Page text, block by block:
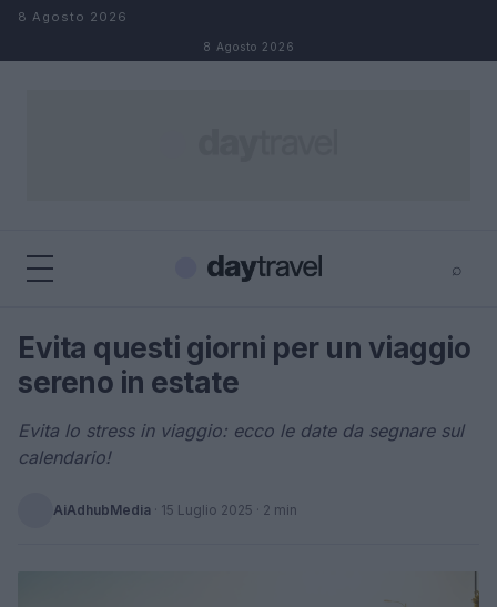
Salta al contenuto
8 Agosto 2026
8 Agosto 2026
⌕
Cerca ⌕ ×
Evita questi giorni per un viaggio
sereno in estate
Evita lo stress in viaggio: ecco le date da segnare sul
calendario!
AiAdhubMedia · 15 Luglio 2025 · 2 min